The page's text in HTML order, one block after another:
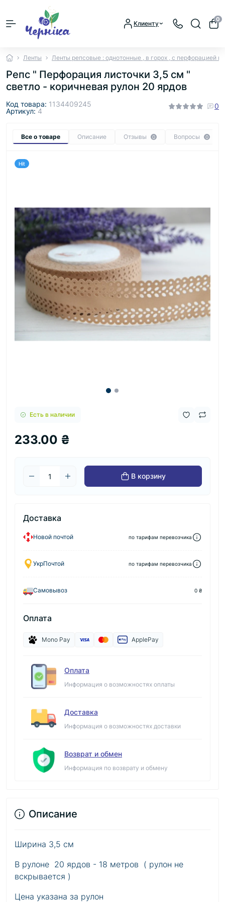
Клиенту
0
Ленты Ленты репсовые : однотонные , в горох , с перфорацией и
Репс " Перфорация листочки 3,5 см "
светло - коричневая рулон 20 ярдов
Код товара: 1134409245
Артикул:4
0
Все о товаре Описание Отзывы 0 Вопросы 0
Hit
Есть в наличии
233.00 ₴
В корзину
Доставка
Новой почтой по тарифам перевозчика
УкрПочтой по тарифам перевозчика
Самовывоз 0 ₴
Оплата
Mono Pay ApplePay
Оплата
Информация о возможностях оплаты
Доставка
Информация о возможностях доставки
Возврат и обмен
Информация по возврату и обмену
Описание
Ширина 3,5 см
В рулоне 20 ярдов - 18 метров ( рулон не
вскрывается )
Цена указана за рулон